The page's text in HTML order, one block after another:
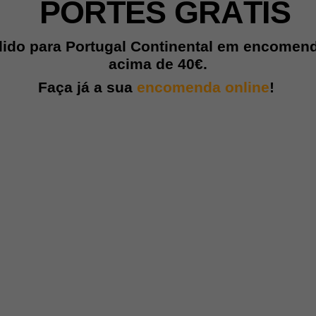
PORTES GRÁTIS
para Portugal Continental em
acima de 40€.
Faça já a sua encomenda online!